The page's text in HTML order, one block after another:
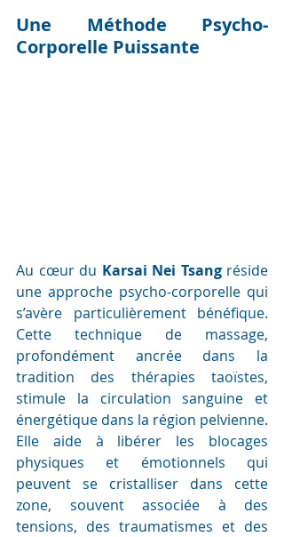
Une Méthode Psycho-
Corporelle Puissante
Au cœur du Karsai Nei Tsang réside
une approche psycho-corporelle qui
s’avère particulièrement bénéfique.
Cette technique de massage,
profondément ancrée dans la
tradition des thérapies taoïstes,
stimule la circulation sanguine et
énergétique dans la région pelvienne.
Elle aide à libérer les blocages
physiques et émotionnels qui
peuvent se cristalliser dans cette
zone, souvent associée à des
tensions, des traumatismes et des